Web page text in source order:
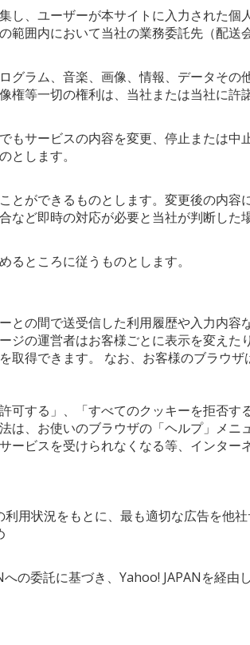
、ユーザーが本サイトに入力された
囲内において当社の業務委託先（配送
ラム、音楽、画像、情報、データそ
等一切の権利は、当社または当社に許
サービスの内容を変更、停止または
とします。
ができるものとします。変更後の内
ど即時の対応が必要と当社が判断した
ところに従うものとします。
の間で送受信した利用履歴や入力内
の運営者はお客様ごとに表示を変え
得できます。 なお、お客様のブラウ
する」、「すべてのクッキーを拒否
、お使いのブラウザの「ヘルプ」メニ
ビスを受けられなくなる等、インタ
用状況をもとに、最も適切な広告を他
の委託に基づき、Yahoo! JAPANを経由